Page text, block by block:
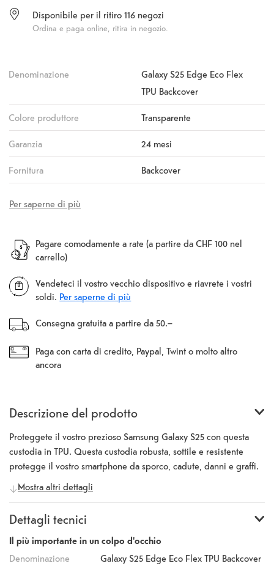
Disponibile per il ritiro 116 negozi
Ordina e paga online, ritira in negozio.
Denominazione
Galaxy S25 Edge Eco Flex
TPU Backcover
Colore produttore Transparente
Garanzia 24 mesi
Fornitura Backcover
Per saperne di più
Pagare comodamente a rate (a partire da CHF 100 nel
carrello)
Vendeteci il vostro vecchio dispositivo e riavrete i vostri
soldi. Per saperne di più
Consegna gratuita a partire da 50.–
Paga con carta di credito, Paypal, Twint o molto altro
ancora
Descrizione del prodotto
Proteggete il vostro prezioso Samsung Galaxy S25 con questa
custodia in TPU. Questa custodia robusta, sottile e resistente
protegge il vostro smartphone da sporco, cadute, danni e graffi.
La sensazione è estremamente confortevole e il silicone di alta
qualità con cui è realizzata la custodia assicura una lunga durata e
impronte digitali. I bordi rialzati intorno alla fotocamera e al
display impediscono i graffi. La fotocamera e tutti i pulsanti e le
connessioni possono essere utilizzati.
Mostra altri dettagli
Dettagli tecnici
Il più importante in un colpo d'occhio
Denominazione
Galaxy S25 Edge Eco Flex TPU Backcover